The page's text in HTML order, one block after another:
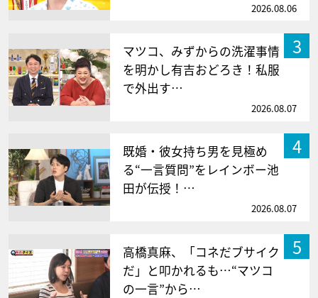
2026.08.06
3
マツコ、みずからの洗濯事情
を明かし有吉おどろき！私服
で外出す…
2026.08.07
4
既婚・彼女持ち男を見極め
る“一言質問”をレインボー池
田が伝授！…
2026.08.07
5
高橋真麻、「コネだブサイク
だ」と叩かれるも…“マツコ
の一言”から…